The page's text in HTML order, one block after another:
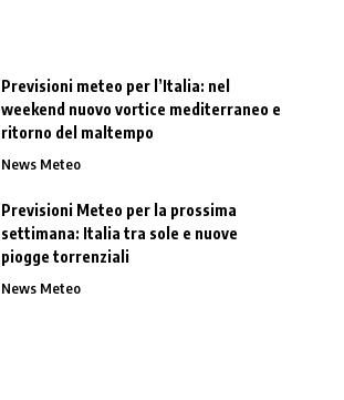
Previsioni meteo per l’Italia: nel
weekend nuovo vortice mediterraneo e
ritorno del maltempo
News Meteo
Previsioni Meteo per la prossima
settimana: Italia tra sole e nuove
piogge torrenziali
News Meteo